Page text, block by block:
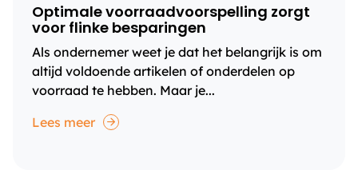
Optimale voorraadvoorspelling zorgt
voor flinke besparingen
Als ondernemer weet je dat het belangrijk is om
altijd voldoende artikelen of onderdelen op
voorraad te hebben. Maar je...
Lees meer